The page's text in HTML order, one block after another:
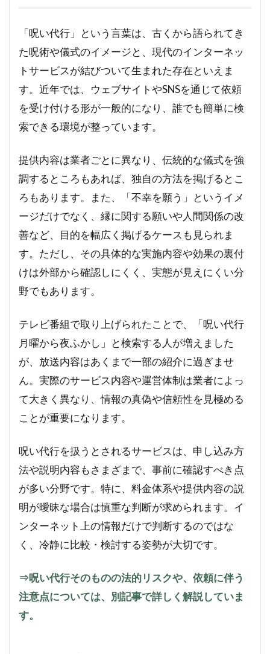
「呪い代行」という言葉は、古くから語られてき
た呪術や儀式のイメージと、現代のインターネッ
トサービスが結びついて生まれた存在といえま
す。近年では、ウェブサイトやSNSを通じて依頼
を受け付ける形が一般的になり、誰でも簡単に検
索できる環境が整っています。
提供内容は業者ごとに異なり、伝統的な儀式を強
調するところもあれば、独自の方法を掲げるとこ
ろもあります。また、「不幸を願う」というイメ
ージだけでなく、縁に関する願いや人間関係の改
善など、目的を幅広く掲げるケースも見られま
す。ただし、その具体的な実施内容や効果の裏付
けは外部から確認しにくく、実態が見えにくい分
野でもあります。
テレビ番組で取り上げられたことで、「呪い代行
月曜から夜ふかし」と検索する人が増えました
が、放送内容はあくまで一部の紹介に過ぎませ
ん。実際のサービス内容や運営体制は業者によっ
て大きく異なり、情報の真偽や信頼性を見極める
ことが重要になります。
呪い代行を扱うとされるサービスは、申し込み方
法や説明内容もさまざまで、事前に確認すべき点
が多い分野です。特に、料金体系や提供内容の説
明が曖昧な場合は慎重な判断が求められます。イ
ンターネット上の情報だけで判断するのではな
く、冷静に比較・検討する姿勢が大切です。
⇒呪い代行そのものの法的リスクや、依頼に伴う
注意点については、別記事で詳しく解説していま
す。